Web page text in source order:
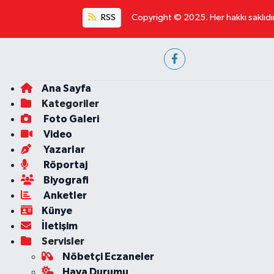
RSS Copyright © 2025. Her hakkı
Ana Sayfa
Kategoriler
Foto Galeri
Video
Yazarlar
Röportaj
Biyografi
Anketler
Künye
İletişim
Servisler
Nöbetçi Eczaneler